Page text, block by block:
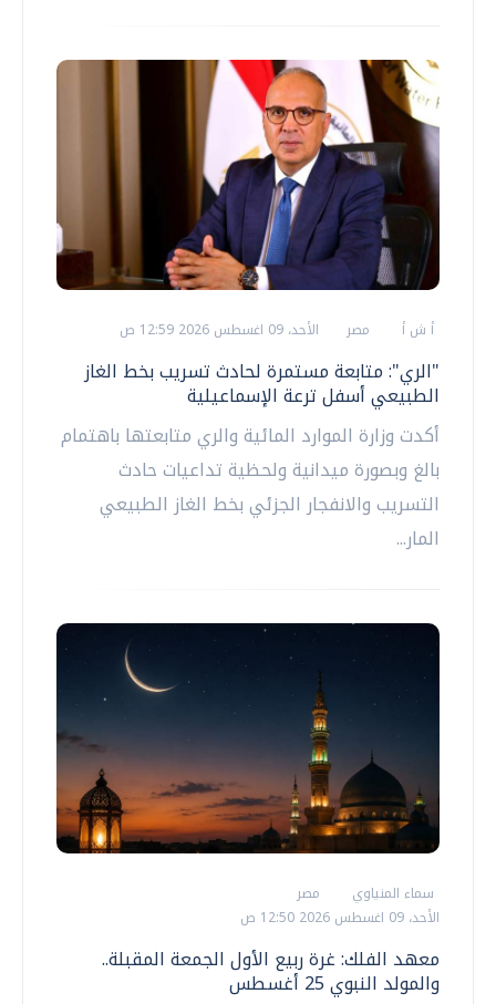
أ ش أ مصر الأحد، 09 اغسطس 2026 12:59 ص
"الري": متابعة مستمرة لحادث تسريب بخط الغاز
الطبيعي أسفل ترعة الإسماعيلية
أكدت وزارة الموارد المائية والري متابعتها باهتمام
بالغ وبصورة ميدانية ولحظية تداعيات حادث
التسريب والانفجار الجزئي بخط الغاز الطبيعي
المار...
سماء المنياوي
مصر
الأحد، 09 اغسطس 2026 12:50 ص
معهد الفلك: غرة ربيع الأول الجمعة المقبلة..
والمولد النبوي 25 أغسطس